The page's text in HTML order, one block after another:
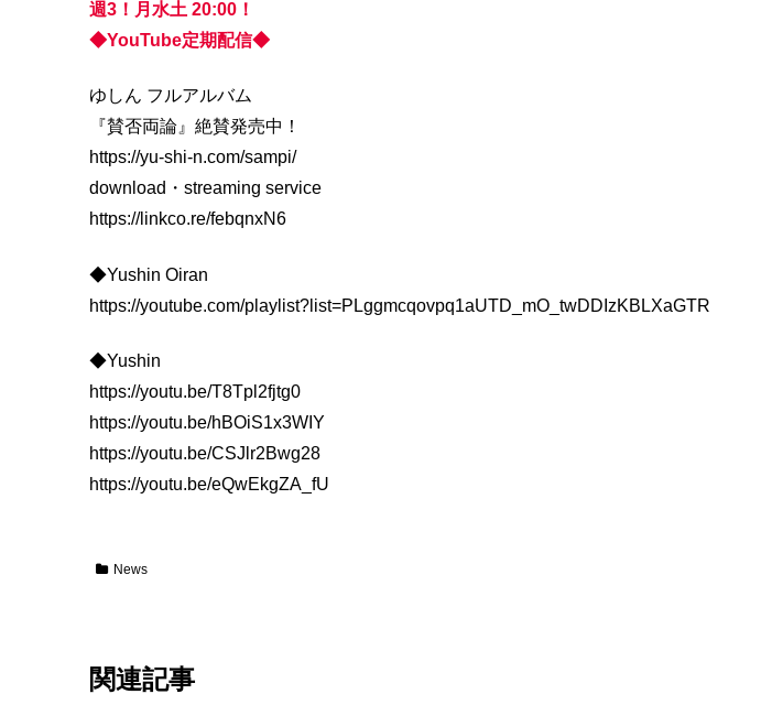
週3！月水土 20:00！
◆YouTube定期配信◆
ゆしん フルアルバム
『賛否両論』絶賛発売中！
https://yu-shi-n.com/sampi/
download・streaming service
https://linkco.re/febqnxN6
◆Yushin Oiran
https://youtube.com/playlist?list=PLggmcqovpq1aUTD_mO_twDDIzKBLXaGTR
◆Yushin
https://youtu.be/T8Tpl2fjtg0
https://youtu.be/hBOiS1x3WIY
https://youtu.be/CSJlr2Bwg28
https://youtu.be/eQwEkgZA_fU
News
関連記事